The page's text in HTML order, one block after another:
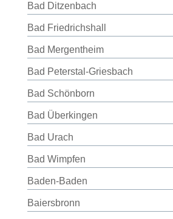
Bad Ditzenbach
Bad Friedrichshall
Bad Mergentheim
Bad Peterstal-Griesbach
Bad Schönborn
Bad Überkingen
Bad Urach
Bad Wimpfen
Baden-Baden
Baiersbronn